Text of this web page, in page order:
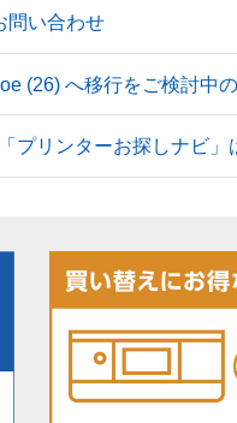
問い合わせ
(26) へ移行をご検討中
プリンターお探しナビ」